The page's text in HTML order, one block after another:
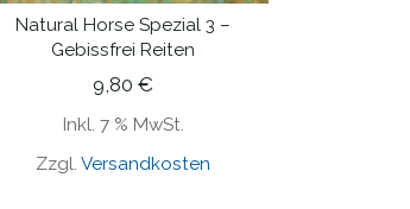
IN DEN WARENKORB
Natural Horse Spezial 3 –
Gebissfrei Reiten
9,80 €
Inkl. 7 % MwSt.
Zzgl. Versandkosten